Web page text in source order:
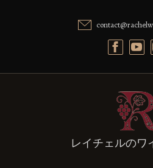
レイチェルのワ